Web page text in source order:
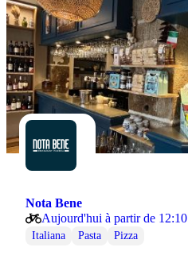
Nota Bene
Aujourd'hui à partir de 12:10
Italiana Pasta Pizza